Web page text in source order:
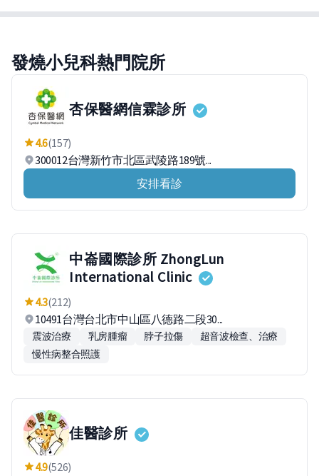
發燒小兒科熱門院所
杏保醫網信霖診所
4.6(157)
300012台灣新竹市北區武陵路189號...
安排看診
中崙國際診所 ZhongLun
International Clinic
4.3(212)
10491台灣台北市中山區八德路二段30...
震波治療 乳房腫瘤 脖子拉傷
超音波檢查、治療
慢性病整合照護
佳醫診所
4.9(526)